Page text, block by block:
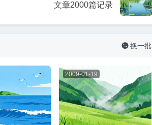
文章2000篇记录
 换一批
2009-01-19